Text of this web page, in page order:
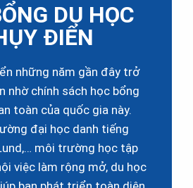
DU HỌC
ĐIỂN
những năm gần đây trở
nhờ chính sách học bổng
toàn của quốc gia này.
đại học danh tiếng
môi trường học tập
việc làm rộng mở, du học